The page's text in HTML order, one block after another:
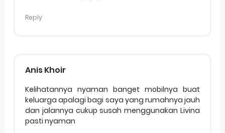
Reply
Anis Khoir
Kelihatannya nyaman banget mobilnya buat
keluarga apalagi bagi saya yang rumahnya jauh
dan jalannya cukup susah menggunakan Livina
pasti nyaman